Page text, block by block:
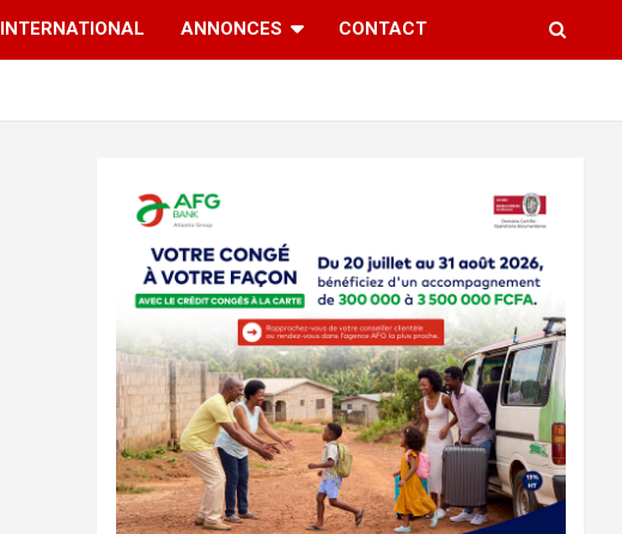
INTERNATIONAL ANNONCES CONTACT